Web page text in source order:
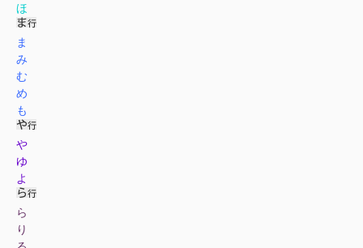
ほ
ま
み
む
め
も
や
ゆ
よ
ら
り